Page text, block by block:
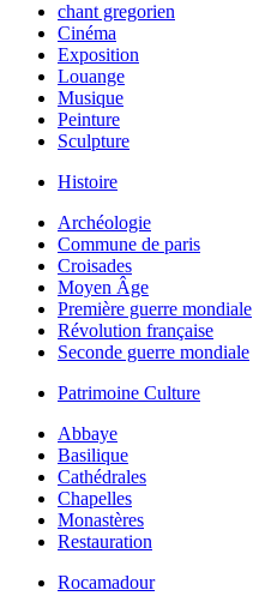
chant gregorien
Cinéma
Exposition
Louange
Musique
Peinture
Sculpture
Histoire
Archéologie
Commune de paris
Croisades
Moyen Âge
Première guerre mondiale
Révolution française
Seconde guerre mondiale
Patrimoine Culture
Abbaye
Basilique
Cathédrales
Chapelles
Monastères
Restauration
Rocamadour